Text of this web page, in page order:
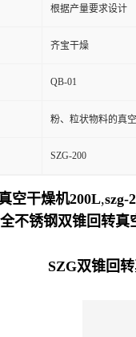
根据产量要求设计
齐宝干燥
QB-01
粉、粒状物料的真
SZG-200
空干燥机200L,szg-
全不锈钢双锥回转真
SZG双锥回